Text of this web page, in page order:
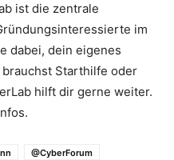
ist die zentrale
im
dabei, dein eigenes
Starthilfe oder
hilft dir gerne weiter.
@CyberForum